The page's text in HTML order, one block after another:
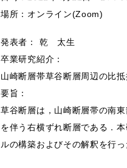
場所：オンライン(Zoom)
発表者： 乾 太生
卒業研究紹介：
山崎断層帯草谷断層周辺の比
要旨：
草谷断層は，山崎断層帯の南
を伴う右横ずれ断層である．
ルの構築およびその解釈を行っ